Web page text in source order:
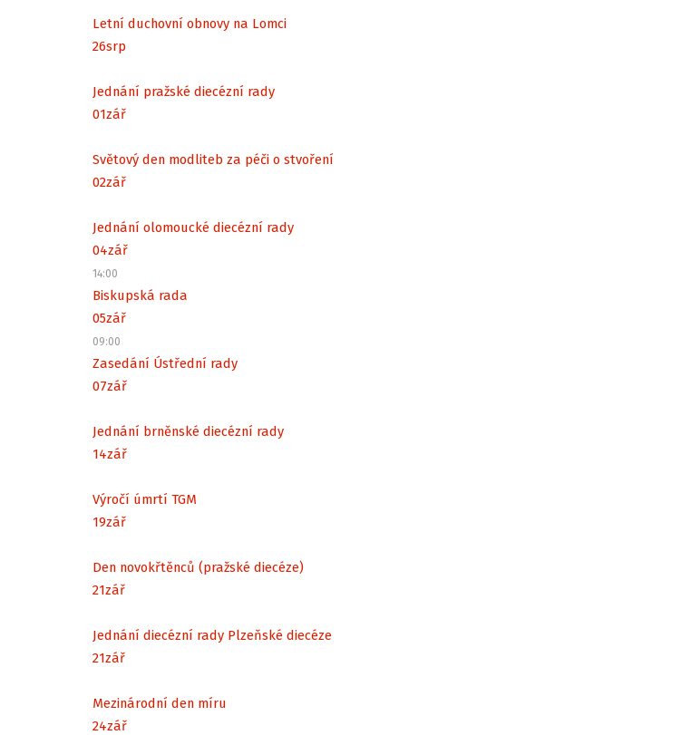
Letní duchovní obnovy na Lomci
26srp
Jednání pražské diecézní rady
01zář
Světový den modliteb za péči o stvoření
02zář
Jednání olomoucké diecézní rady
04zář
14:00
Biskupská rada
05zář
09:00
Zasedání Ústřední rady
07zář
Jednání brněnské diecézní rady
14zář
Výročí úmrtí TGM
19zář
Den novokřtěnců (pražské diecéze)
21zář
Jednání diecézní rady Plzeňské diecéze
21zář
Mezinárodní den míru
24zář